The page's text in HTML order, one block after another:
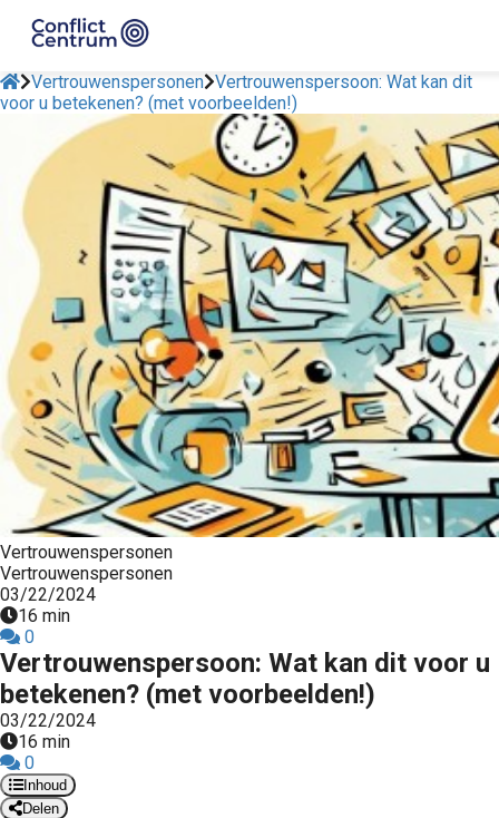
Vertrouwenspersonen Vertrouwenspersoon: Wat kan dit
voor u betekenen? (met voorbeelden!)
Vertrouwenspersonen
Vertrouwenspersonen
03/22/2024
16 min
0
Vertrouwenspersoon: Wat kan dit voor u
betekenen? (met voorbeelden!)
03/22/2024
16 min
0
Inhoud
Delen
policy
zijn
om
te
Ze
gebruikt
deze
kan de
niet
worden
om
te
over
van